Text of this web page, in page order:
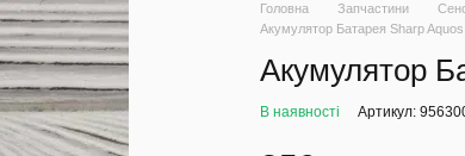
Головна Запчастини
Акумулятор Батарея Sharp
Акумулятор
В наявності Артикул: